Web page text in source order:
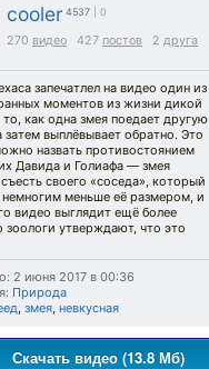
cooler 4537 | 0
270 видео 427 постов 2 друга
запечатлел на видео один из
моментов из жизни дикой
как одна змея поедает другую
выплёвывает обратно. Это
назвать противостоянием
Давида и Голиафа — змея
своего «соседа», который
меньше её размером, и
видео выглядит ещё более
зоологи утверждают, что это
2 июня 2017 в 00:36
Природа
, змея, невкусная
Скачать видео (13.8 Мб)